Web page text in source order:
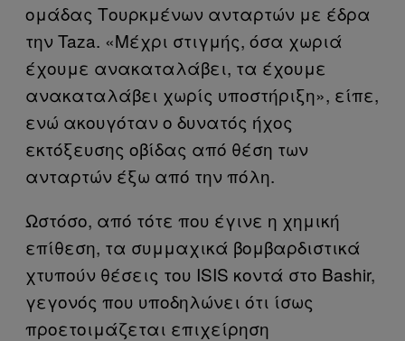
ομάδας Τουρκμένων ανταρτών με έδρα
την Taza. «Μέχρι στιγμής, όσα χωριά
έχουμε ανακαταλάβει, τα έχουμε
ανακαταλάβει χωρίς υποστήριξη», είπε,
ενώ ακουγόταν ο δυνατός ήχος
εκτόξευσης οβίδας από θέση των
ανταρτών έξω από την πόλη.
Ωστόσο, από τότε που έγινε η χημική
επίθεση, τα συμμαχικά βομβαρδιστικά
χτυπούν θέσεις του ISIS κοντά στο Bashir,
γεγονός που υποδηλώνει ότι ίσως
προετοιμάζεται επιχείρηση